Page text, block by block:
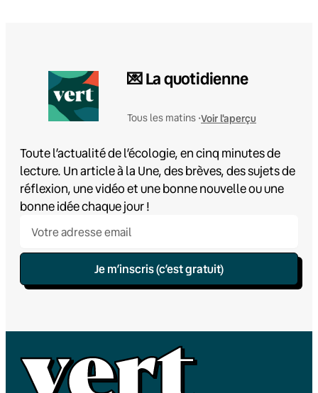
💌 La quotidienne
Tous les matins •Voir l'aperçu
Toute l’actualité de l’écologie, en cinq minutes de
lecture. Un article à la Une, des brèves, des sujets de
réflexion, une vidéo et une bonne nouvelle ou une
bonne idée chaque jour !
Je m’inscris (c’est gratuit)